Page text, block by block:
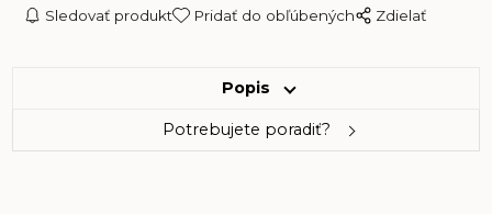
Sledovať produkt Pridať do obľúbených Zdielať
Popis
Potrebujete poradiť?